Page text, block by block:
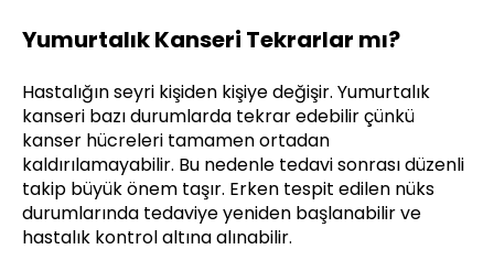
Yumurtalık Kanseri Tekrarlar mı?
Hastalığın seyri kişiden kişiye değişir. Yumurtalık
kanseri bazı durumlarda tekrar edebilir çünkü
kanser hücreleri tamamen ortadan
kaldırılamayabilir. Bu nedenle tedavi sonrası düzenli
takip büyük önem taşır. Erken tespit edilen nüks
durumlarında tedaviye yeniden başlanabilir ve
hastalık kontrol altına alınabilir.